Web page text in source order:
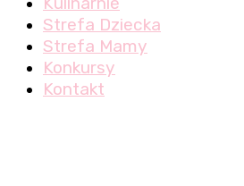
Strefa Dziecka
Strefa Mamy
Konkursy
Kontakt